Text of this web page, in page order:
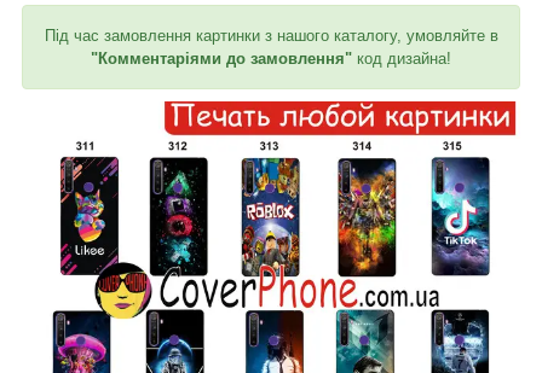
Під час замовлення картинки з нашого каталогу, умовляйте в
"Комментаріями до замовлення" код дизайна!